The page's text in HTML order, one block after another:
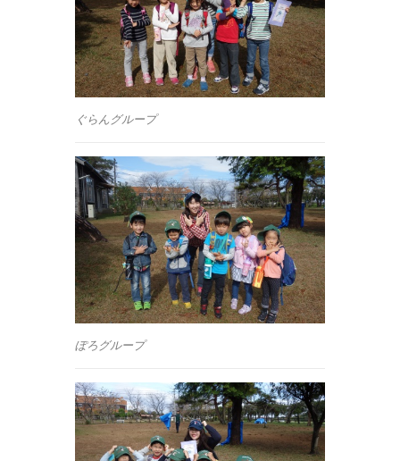
ぐらんグループ
ぽろグループ